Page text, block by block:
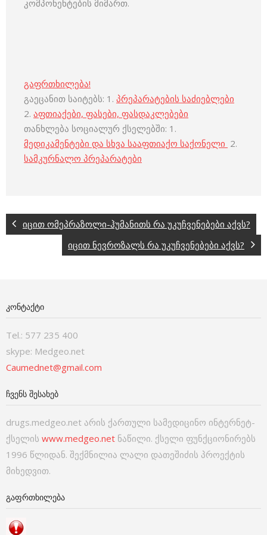
კომპონენტების მიმართ.
გაფრთხილება!
გაეცანით საიტებს: 1. პრეპარატების საძიებლები
2. აფთიაქები, ფასები, ფასდაკლებები
თანხლება სოციალურ ქსელებში: 1.
მედიკამენტები და სხვა სააფთიაქო საქონელი 2.
სამკურნალო პრეპარატები
იცით ომეპრაზოლი-ჰუმანითს რა უკუჩვენებები აქვს?
იცით ნევროზალს რა უკუჩვენებები აქვს?
ᲙᲝᲜᲢᲐᲥᲢᲘ
Tel.: 577 235 400
skype: Medgeo.net
Caumednet@gmail.com
ᲩᲕᲔᲜᲡ ᲨᲔᲡᲐᲮᲔᲑ
drugs.medgeo.net არის ქართული სამედიცინო ინტერნეტ-
ქსელის www.medgeo.net ნაწილი. ქსელი ფუნქციონირებს
1996 წლიდან. შექმნილია ლალი დათეშიძის პროექტის
მიხედვით.
ᲒᲐᲤᲠᲗᲮᲘᲚᲔᲑᲐ